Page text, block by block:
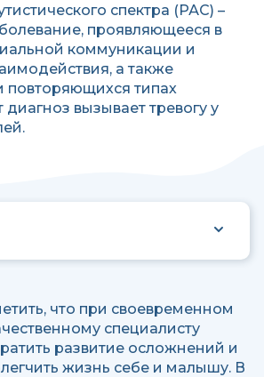
спектра (РАС) –
проявляющееся в
коммуникации и
а также
повторяющихся типах
диагноз вызывает тревогу у
что при своевременном
специалисту
развитие осложнений и
жизнь себе и малышу. В